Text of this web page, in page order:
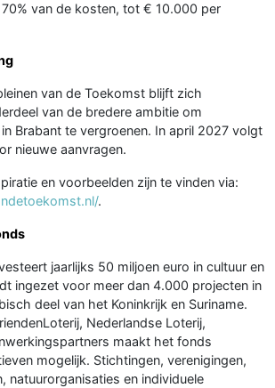
van de kosten, tot € 10.000 per
van de Toekomst blijft zich
van de bredere ambitie om
Brabant te vergroenen. In april 2027 volgt
nieuwe aanvragen.
en voorbeelden zijn te vinden via:
.
jaarlijks 50 miljoen euro in cultuur en
ingezet voor meer dan 4.000 projecten in
deel van het Koninkrijk en Suriname.
Nederlandse Loterij,
maakt het fonds
mogelijk. Stichtingen, verenigingen,
natuurorganisaties en individuele